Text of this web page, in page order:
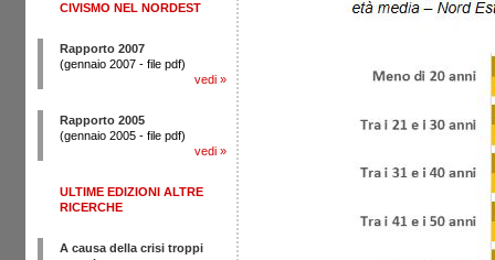
CIVISMO NEL NORDEST
Rapporto 2007
(gennaio 2007 - file pdf)
vedi »
Rapporto 2005
(gennaio 2005 - file pdf)
vedi »
ULTIME EDIZIONI ALTRE
RICERCHE
A causa della crisi troppi